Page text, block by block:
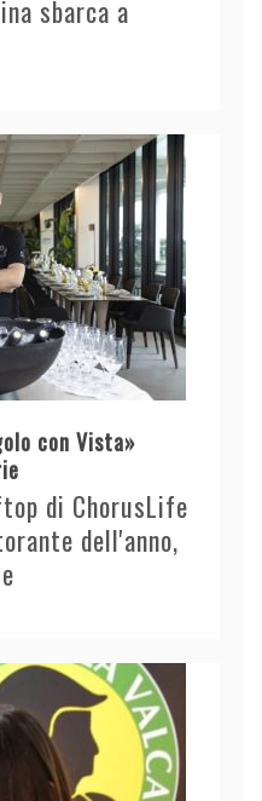
sbarca a
con Vista»
di ChorusLife
dell'anno,